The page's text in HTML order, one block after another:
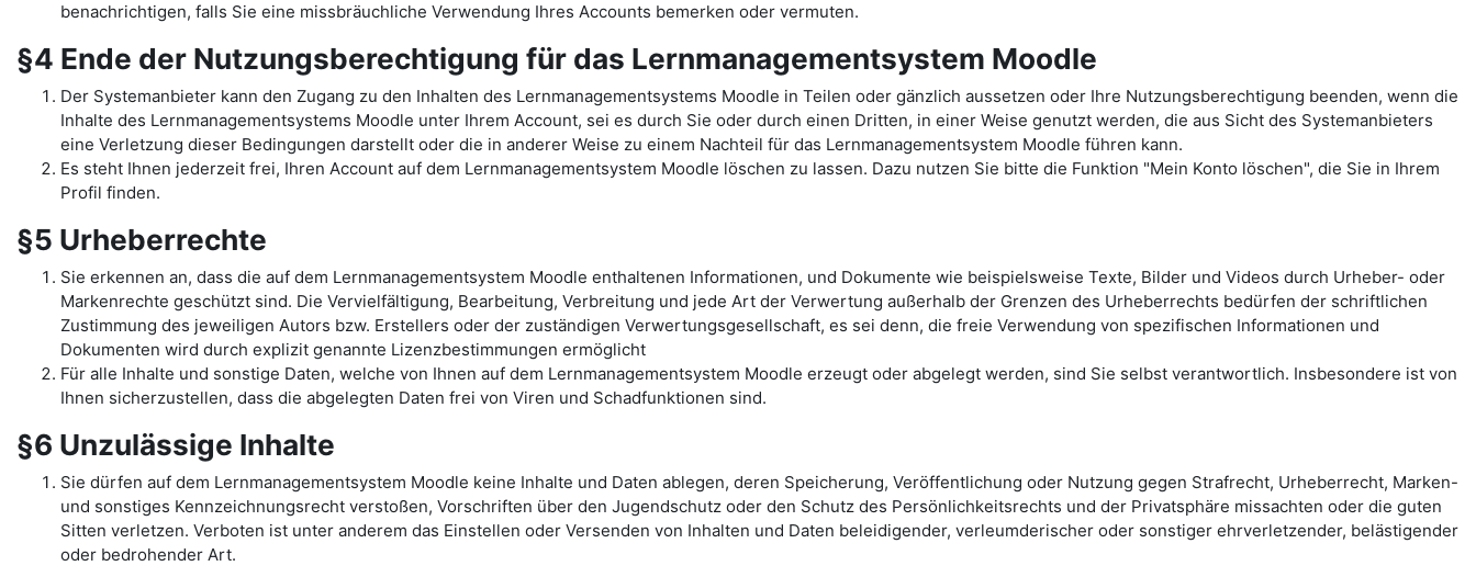
benachrichtigen, falls Sie eine missbräuchliche Verwendung Ihres Accounts bemerken oder vermuten.
§4 Ende der Nutzungsberechtigung für das Lernmanagementsystem Moodle
Der Systemanbieter kann den Zugang zu den Inhalten des Lernmanagementsystems Moodle in Teilen oder gänzlich aussetzen oder Ihre Nutzungsberechtigung beenden, wenn die
Inhalte des Lernmanagementsystems Moodle unter Ihrem Account, sei es durch Sie oder durch einen Dritten, in einer Weise genutzt werden, die aus Sicht des Systemanbieters
eine Verletzung dieser Bedingungen darstellt oder die in anderer Weise zu einem Nachteil für das Lernmanagementsystem Moodle führen kann.
Es steht Ihnen jederzeit frei, Ihren Account auf dem Lernmanagementsystem Moodle löschen zu lassen. Dazu nutzen Sie bitte die Funktion "Mein Konto löschen", die Sie in Ihrem
Profil finden.
§5 Urheberrechte
Sie erkennen an, dass die auf dem Lernmanagementsystem Moodle enthaltenen Informationen, und Dokumente wie beispielsweise Texte, Bilder und Videos durch Urheber- oder
Markenrechte geschützt sind. Die Vervielfältigung, Bearbeitung, Verbreitung und jede Art der Verwertung außerhalb der Grenzen des Urheberrechts bedürfen der schriftlichen
Zustimmung des jeweiligen Autors bzw. Erstellers oder der zuständigen Verwertungsgesellschaft, es sei denn, die freie Verwendung von spezifischen Informationen und
Dokumenten wird durch explizit genannte Lizenzbestimmungen ermöglicht
Für alle Inhalte und sonstige Daten, welche von Ihnen auf dem Lernmanagementsystem Moodle erzeugt oder abgelegt werden, sind Sie selbst verantwortlich. Insbesondere ist von
Ihnen sicherzustellen, dass die abgelegten Daten frei von Viren und Schadfunktionen sind.
§6 Unzulässige Inhalte
Sie dürfen auf dem Lernmanagementsystem Moodle keine Inhalte und Daten ablegen, deren Speicherung, Veröffentlichung oder Nutzung gegen Strafrecht, Urheberrecht, Marken-
und sonstiges Kennzeichnungsrecht verstoßen, Vorschriften über den Jugendschutz oder den Schutz des Persönlichkeitsrechts und der Privatsphäre missachten oder die guten
Sitten verletzen. Verboten ist unter anderem das Einstellen oder Versenden von Inhalten und Daten beleidigender, verleumderischer oder sonstiger ehrverletzender, belästigender
oder bedrohender Art.